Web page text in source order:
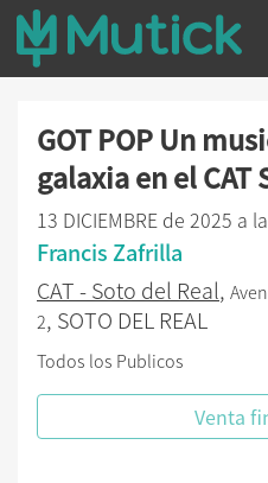
GOT POP Un
galaxia en el CAT
13 DICIEMBRE de 2025 a
Francis Zafrilla
CAT - Soto del Real,
2, SOTO DEL REAL
Todos los Publicos
Venta